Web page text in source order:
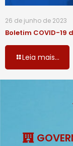
26 de junho de 2023
Boletim COVID-19
Leia mais...